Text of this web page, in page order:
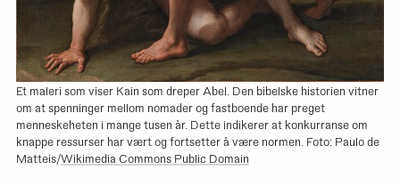
Et maleri som viser Kain som dreper Abel. Den bibelske historien vitner
om at spenninger mellom nomader og fastboende har preget
menneskeheten i mange tusen år. Dette indikerer at konkurranse om
knappe ressurser har vært og fortsetter å være normen. Foto: Paulo de
Matteis/Wikimedia Commons Public Domain